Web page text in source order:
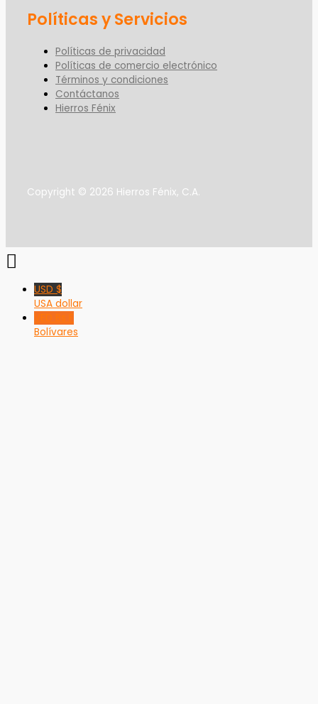
Políticas y Servicios
Políticas de privacidad
Políticas de comercio electrónico
Términos y condiciones
Contáctanos
Hierros Fénix
Copyright © 2026 Hierros Fénix, C.A.
USD $
USA dollar
VED Bs F
Bolívares